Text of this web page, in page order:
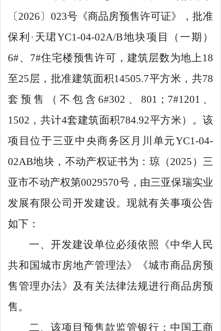
〔2026〕 023号《商品房预售许可证》，批准
保利 · 天珺YC1-04-02A/B地块项目（一期）
6#、 7#住宅楼预售许可，建筑层数为地上 18
至25层，批准建筑面积14505.7平方米，共78
套预售（不包含 6#302 、 801 ； 7#1201 、
1502 ，共计4套建筑面积784.92平方米）。该
项目位于三亚中央商务区月川单元YC1-04-
02AB地块，不动产权证书为：琼（2025 ）三
亚市不动产权第0029570号，由三亚保瑞实业
发展有限公司开发建设。现就有关事项公告
如下：
一、开发建设单位必须依照《中华人民
共和国城市房地产管理法》《城市商品房预
售管理办法》及有关法律法规进行商品房预
售。
二、该项目预售款监管银行：中国工商